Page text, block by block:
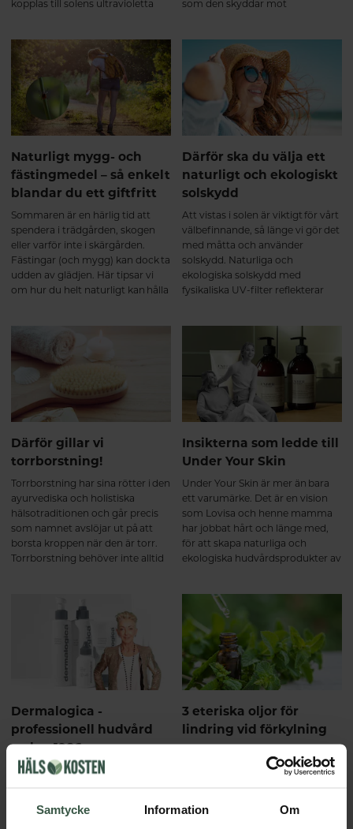
Samtycke Information Om
kopplas till solens ultravioletta
om de dagar du solar på
stranden, utan om all tid du
spenderar utomhus.
som den skyddar mot
Naturligt mygg- och
fästingmedel – så enkelt
blandar du ett giftfritt
Sommaren är en härlig tid att
spendera i trädgården, skogen
eller varför inte i skärgården.
Fästingar (och mygg) kan dock ta
udden av glädjen. Här tipsar vi
om hur du helt naturligt kan hålla
Därför ska du välja ett
naturligt och ekologiskt
solskydd
Att vistas i solen är viktigt för vårt
välbefinnande, så länge vi gör det
med måtta och använder
solskydd. Naturliga och
ekologiska solskydd med
fysikaliska UV-filter reflekterar
samtidigt som du slipper
hormonstörande ämnen. Här får
du veta mer.
Därför gillar vi
torrborstning!
Torrborstning har sina rötter i den
ayurvediska och holistiska
hälsotraditionen och går precis
som namnet avslöjar ut på att
borsta kroppen när den är torr.
Torrborstning behöver inte alltid
Insikterna som ledde till
Under Your Skin
Under Your Skin är mer än bara
ett varumärke. Det är en vision
som Lovisa och henne mamma
har jobbat hårt och länge med,
för att skapa naturliga och
ekologiska hudvårdsprodukter av
sätter på vår hud, hamnar till slut
under den och därför är
ingredienserna i din hudvård lika
viktigt som det vi stoppar i oss.
Du blir vad du smörjer - helt
enkelt!
Dermalogica -
professionell hudvård
sedan 1986
Dermalogica grundades av
att anpassa hudvård inte bara
3 eteriska oljor för
lindring vid förkylning
hemma i husapoteket, de kan ge
förkyld. Här tipsar vi om tre